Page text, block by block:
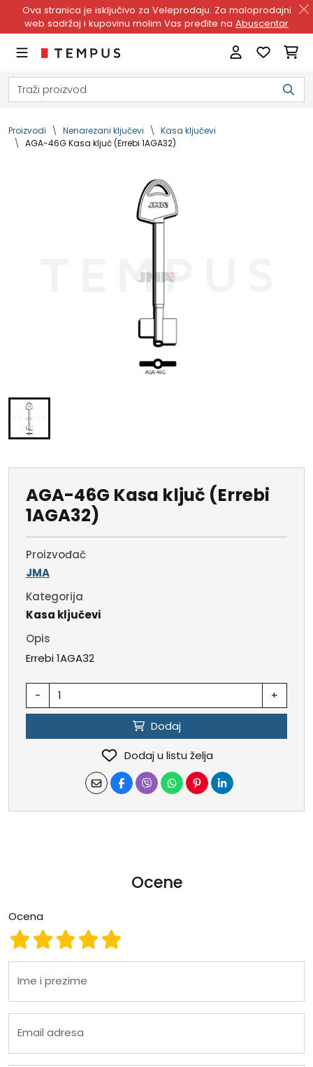
Ova stranica je isključivo za Veleprodaju. Za maloprodajni
web sadržaj i kupovinu molim Vas pređite na Abuscentar
Proizvodi Nenarezani ključevi
Kasa ključevi
AGA-46G Kasa ključ (Errebi 1AGA32)
AGA-46G Kasa ključ (Errebi
1AGA32)
Proizvođač
JMA
Kategorija
Kasa ključevi
Opis
Errebi 1AGA32
- +
Dodaj
Dodaj u listu želja
Ocene
Ocena
Ocena 5
Ocena 4
Ocena 3
Ocena 2
Ocena 1
Ime i prezime
Email adresa